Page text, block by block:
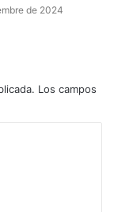
de 2024
Los campos